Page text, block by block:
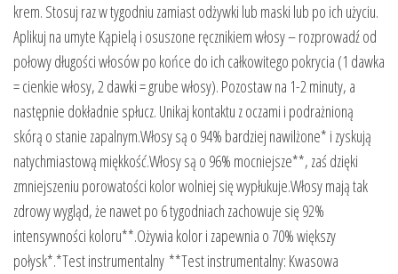
krem. Stosuj raz w tygodniu zamiast odżywki lub maski lub po ich użyciu.
Aplikuj na umyte Kąpielą i osuszone ręcznikiem włosy – rozprowadź od
połowy długości włosów po końce do ich całkowitego pokrycia (1 dawka
= cienkie włosy, 2 dawki = grube włosy). Pozostaw na 1-2 minuty, a
następnie dokładnie spłucz. Unikaj kontaktu z oczami i podrażnioną
skórą o stanie zapalnym.Włosy są o 94% bardziej nawilżone* i zyskują
natychmiastową miękkość.Włosy są o 96% mocniejsze**, zaś dzięki
zmniejszeniu porowatości kolor wolniej się wypłukuje.Włosy mają tak
zdrowy wygląd, że nawet po 6 tygodniach zachowuje się 92%
intensywności koloru**.Ożywia kolor i zapewnia o 70% większy
połysk*.*Test instrumentalny **Test instrumentalny: Kwasowa